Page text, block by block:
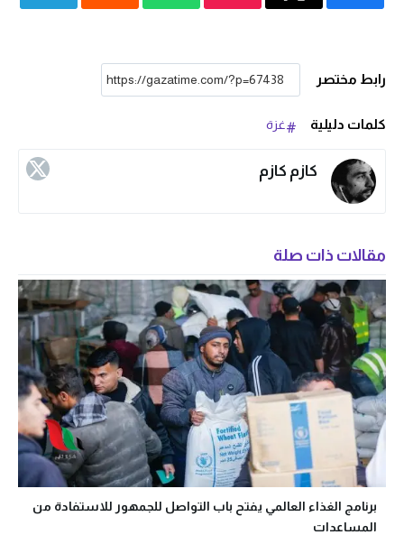
رابط مختصر
كلمات دليلية غزة
كازم كازم
مقالات ذات صلة
برنامج الغذاء العالمي يفتح باب التواصل للجمهور للاستفادة من
المساعدات